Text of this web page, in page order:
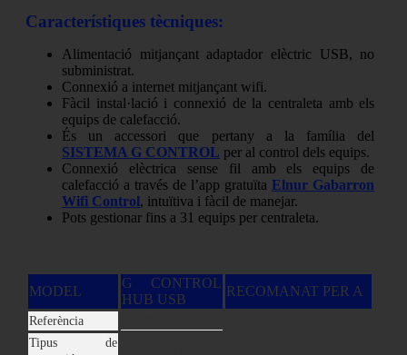
Característiques tècniques:
Alimentació mitjançant adaptador elèctric USB, no
subministrat.
Connexió a internet mitjançant wifi.
Fàcil instal·lació i connexió de la centraleta amb els
equips de calefacció.
És un accessori que pertany a la família del
SISTEMA G CONTROL per al control dels equips.
Connexió elèctrica sense fil amb els equips de
calefacció a través de l’app gratuïtaElnur Gabarron
Wifi Control, intuïtiva i fàcil de manejar.
Pots gestionar fins a 31 equips per centraleta.
MODEL
G CONTROL
HUB USB
RECOMANAT PER A
Referència
Tipus de